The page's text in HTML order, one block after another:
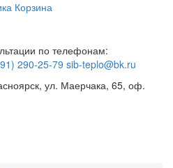
Корзина
по телефонам:
290-25-79 sib-teplo@bk.ru
ул. Маерчака, 65, оф.